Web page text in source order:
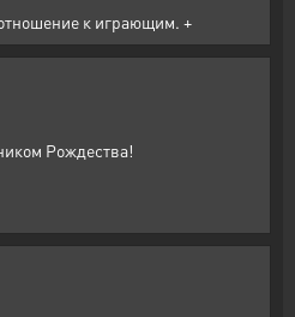
к играющим. +
Рождества!